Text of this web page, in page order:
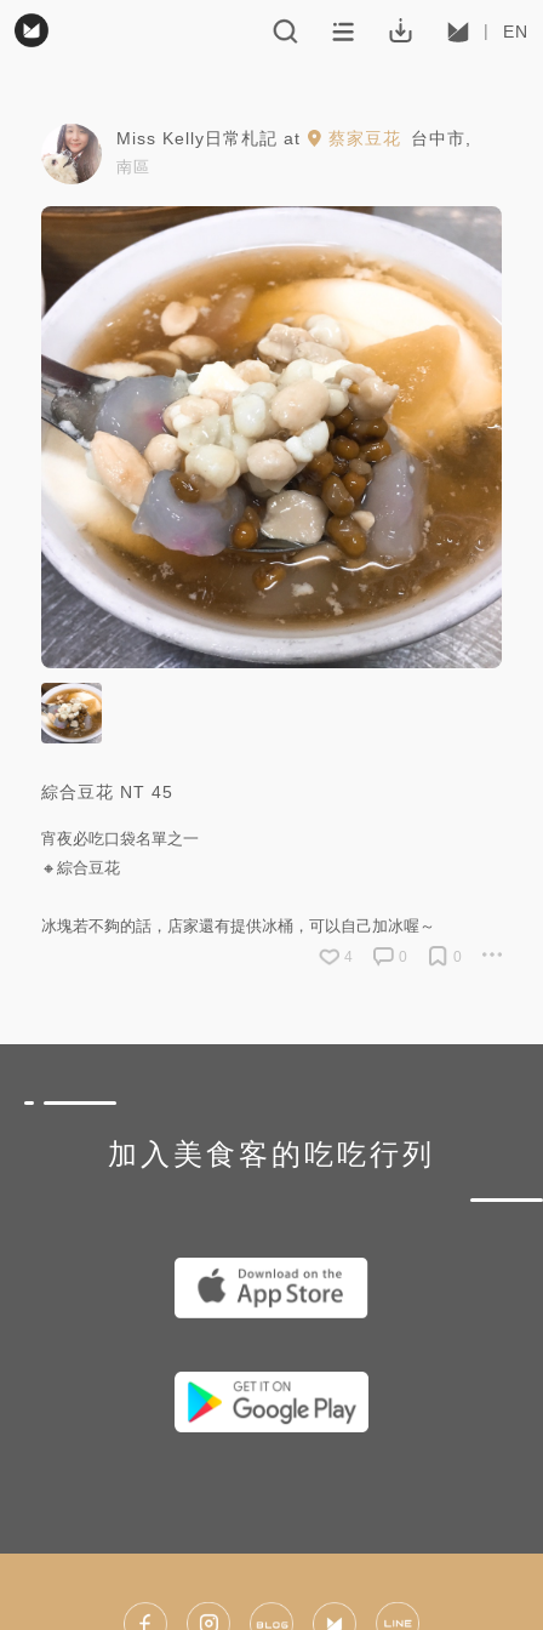
EN
Miss Kelly日常札記 at 蔡家豆花 台中市
南區
綜合豆花 NT 45
宵夜必吃口袋名單之一
🔸綜合豆花
冰塊若不夠的話，店家還有提供冰桶，可以自己加冰喔～
4 0 0
加入美食客的吃吃行列